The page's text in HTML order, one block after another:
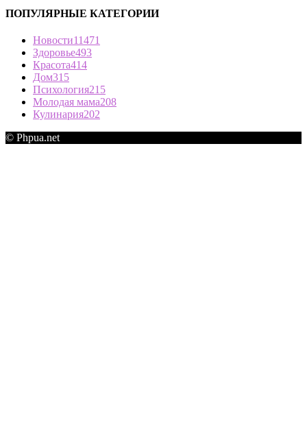
ПОПУЛЯРНЫЕ КАТЕГОРИИ
Новости11471
Здоровье493
Красота414
Дом315
Психология215
Молодая мама208
Кулинария202
© Phpua.net